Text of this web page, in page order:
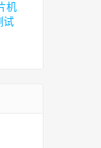
机
试